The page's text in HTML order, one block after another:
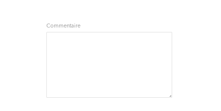
Commentaire